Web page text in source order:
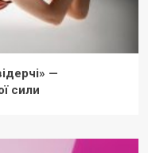
—
сили